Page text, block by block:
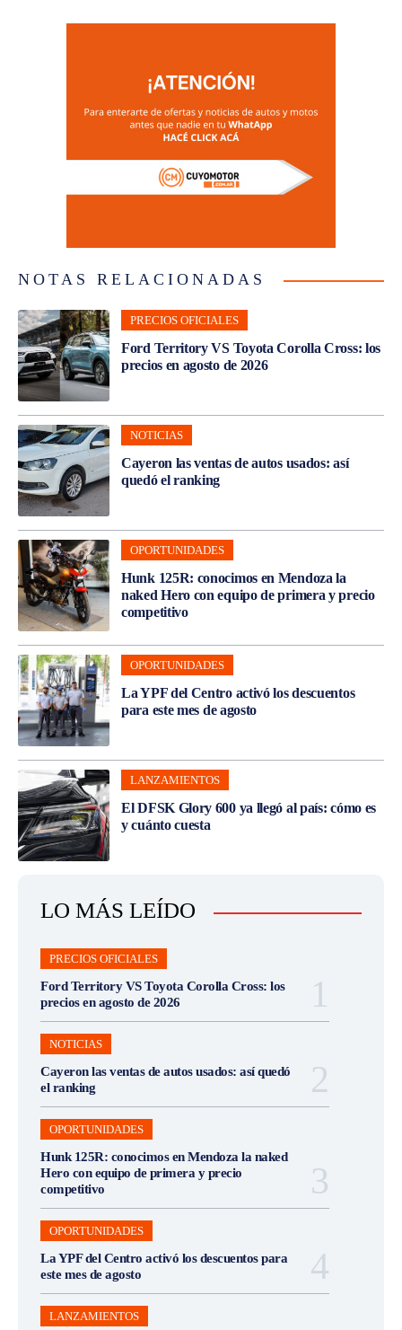
NOTAS RELACIONADAS
PRECIOS OFICIALES
Ford Territory VS Toyota Corolla Cross: los
precios en agosto de 2026
NOTICIAS
Cayeron las ventas de autos usados: así
quedó el ranking
OPORTUNIDADES
Hunk 125R: conocimos en Mendoza la
naked Hero con equipo de primera y precio
competitivo
OPORTUNIDADES
La YPF del Centro activó los descuentos
para este mes de agosto
LANZAMIENTOS
El DFSK Glory 600 ya llegó al país: cómo es
y cuánto cuesta
LO MÁS LEÍDO
PRECIOS OFICIALES
Ford Territory VS Toyota Corolla Cross: los
precios en agosto de 2026
NOTICIAS
Cayeron las ventas de autos usados: así quedó
el ranking
OPORTUNIDADES
Hunk 125R: conocimos en Mendoza la naked
Hero con equipo de primera y precio
competitivo
OPORTUNIDADES
La YPF del Centro activó los descuentos para
este mes de agosto
LANZAMIENTOS